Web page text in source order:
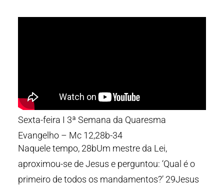
Sexta-feira I 3ª Semana da Quaresma
Evangelho – Mc 12,28b-34
Naquele tempo, 28bUm mestre da Lei,
aproximou-se de Jesus e perguntou: ‘Qual é o
primeiro de todos os mandamentos?’ 29Jesus